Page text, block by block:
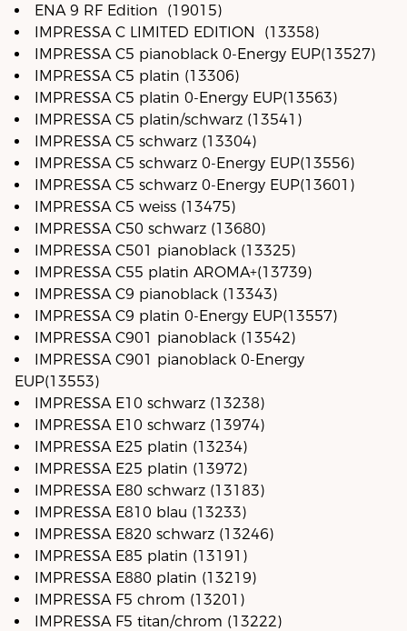
ENA 9 RF Edition (19015)
IMPRESSA C LIMITED EDITION (13358)
IMPRESSA C5 pianoblack 0-Energy EUP(13527)
IMPRESSA C5 platin (13306)
IMPRESSA C5 platin 0-Energy EUP(13563)
IMPRESSA C5 platin/schwarz (13541)
IMPRESSA C5 schwarz (13304)
IMPRESSA C5 schwarz 0-Energy EUP(13556)
IMPRESSA C5 schwarz 0-Energy EUP(13601)
IMPRESSA C5 weiss (13475)
IMPRESSA C50 schwarz (13680)
IMPRESSA C501 pianoblack (13325)
IMPRESSA C55 platin AROMA+(13739)
IMPRESSA C9 pianoblack (13343)
IMPRESSA C9 platin 0-Energy EUP(13557)
IMPRESSA C901 pianoblack (13542)
IMPRESSA C901 pianoblack 0-Energy
EUP(13553)
IMPRESSA E10 schwarz (13238)
IMPRESSA E10 schwarz (13974)
IMPRESSA E25 platin (13234)
IMPRESSA E25 platin (13972)
IMPRESSA E80 schwarz (13183)
IMPRESSA E810 blau (13233)
IMPRESSA E820 schwarz (13246)
IMPRESSA E85 platin (13191)
IMPRESSA E880 platin (13219)
IMPRESSA F5 chrom (13201)
IMPRESSA F5 titan/chrom (13222)